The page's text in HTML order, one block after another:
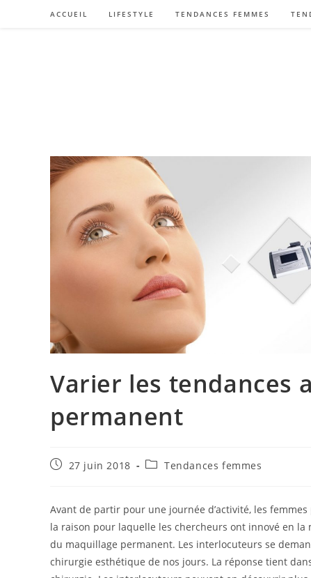
ACCUEIL LIFESTYLE TENDANCES FEMMES
Varier les tendances
permanent
Publication
27 juin 2018
PostTendances femmes
Avant de partir pour une journée d’activité, les
la raison pour laquelle les chercheurs ont innové en
du maquillage permanent. Les interlocuteurs se
chirurgie esthétique de nos jours. La réponse tient